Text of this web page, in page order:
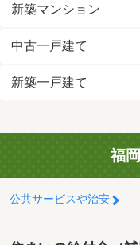
新築マンション
中古一戸建て
新築一戸建て
福
公共サービスや治安